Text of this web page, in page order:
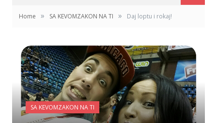
Home » SA KEVOMZAKON NA TI » Daj loptu i rokaj!
SA KEVOMZAKON NA TI